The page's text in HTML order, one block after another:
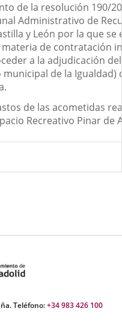
de la resolución 190/
Administrativo de
y León por la que se
materia de contratación
a la adjudicación
municipal de la
de las acometidas
Recreativo Pinar de
Teléfono:+34 983 426 100